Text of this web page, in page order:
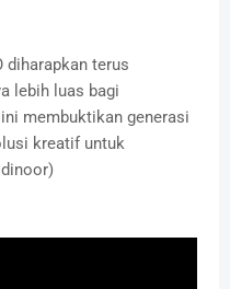
diharapkan terus
lebih luas bagi
membuktikan generasi
kreatif untuk